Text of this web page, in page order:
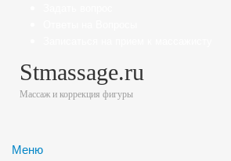
Stmassage.ru
Массаж и коррекция фигуры
Меню